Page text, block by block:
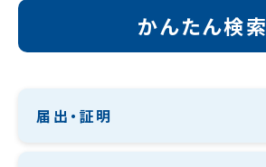
かんたん検索
届出・証明